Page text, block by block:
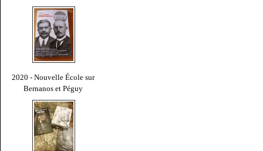
2020 - Nouvelle École sur
Bernanos et Péguy